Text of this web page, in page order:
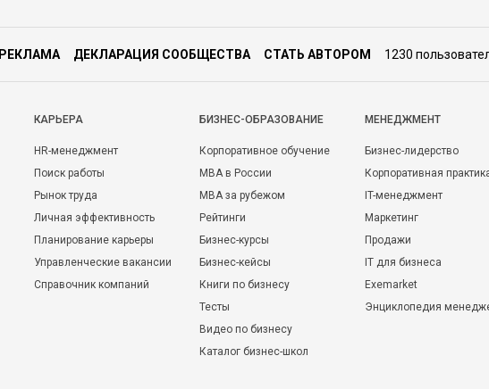
РЕКЛАМА ДЕКЛАРАЦИЯ СООБЩЕСТВА СТАТЬ АВТОРОМ 1230
КАРЬЕРА
HR-менеджмент
Поиск работы
Рынок труда
Личная эффективность
Планирование карьеры
Управленческие вакансии
Справочник компаний
БИЗНЕС-ОБРАЗОВАНИЕ
Корпоративное обучение
MBA в России
MBA за рубежом
Рейтинги
Бизнес-курсы
Бизнес-кейсы
Книги по бизнесу
Тесты
Видео по бизнесу
Каталог бизнес-школ
МЕНЕДЖМЕНТ
Бизнес-лидерство
Корпоративная
IT-менеджмент
Маркетинг
Продажи
IT для бизнеса
Exemarket
Энциклопедия